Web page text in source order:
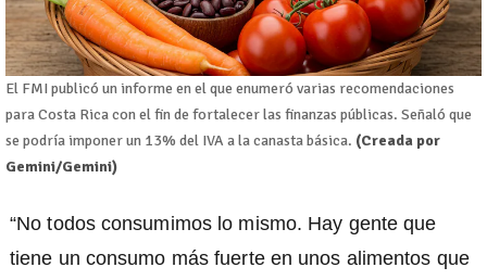
El FMI publicó un informe en el que enumeró varias recomendaciones
para Costa Rica con el fin de fortalecer las finanzas públicas. Señaló que
se podría imponer un 13% del IVA a la canasta básica. (Creada por
Gemini/Gemini)
“No todos consumimos lo mismo. Hay gente que
tiene un consumo más fuerte en unos alimentos que